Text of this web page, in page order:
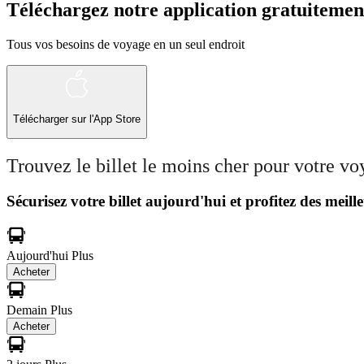
Téléchargez notre application
Tous vos besoins de voyage en un seul endroit
Télécharger sur l'App Store
Trouvez le billet le moins cher pour votre
Sécurisez votre billet aujourd'hui et profitez des
Aujourd'hui Plus
Acheter
Demain Plus
Acheter